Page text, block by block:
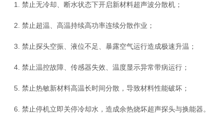
1. 禁止无冷却、断水状态下开启新材料超声波分散机；
2. 禁止超温、高温持续高功率连续分散作业；
3. 禁止探头空振、液位不足、暴露空气运行造成极速升温；
4. 禁止温控故障、传感器失效、温度显示异常带病运行；
5. 禁止热敏新材料高温长时间分散，导致材料性能破坏；
6. 禁止停机立即关停冷却水，造成余热烧坏超声探头与换能器。